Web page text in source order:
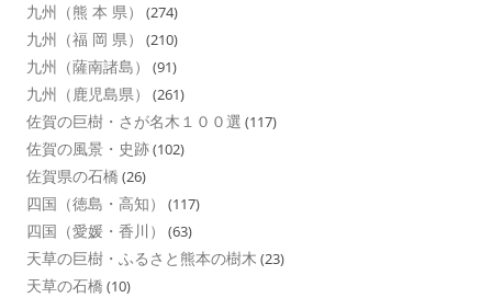
九州（熊 本 県） (274)
九州（福 岡 県） (210)
九州（薩南諸島） (91)
九州（鹿児島県） (261)
佐賀の巨樹・さが名木１００選 (117)
佐賀の風景・史跡(102)
佐賀県の石橋 (26)
四国（徳島・高知） (117)
四国（愛媛・香川） (63)
天草の巨樹・ふるさと熊本の樹木 (23)
天草の石橋 (10)